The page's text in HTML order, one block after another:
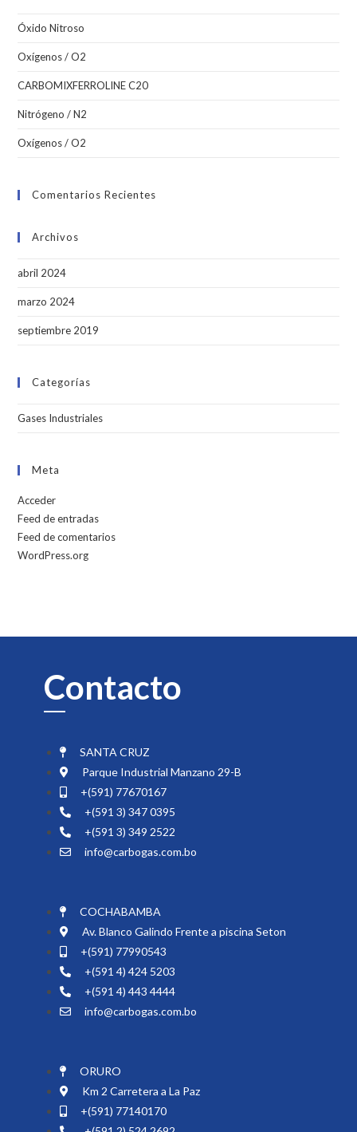
Óxido Nitroso
Oxígenos / O2
CARBOMIXFERROLINE C20
Nitrógeno / N2
Oxígenos / O2
Comentarios Recientes
Archivos
abril 2024
marzo 2024
septiembre 2019
Categorías
Gases Industriales
Meta
Acceder
Feed de entradas
Feed de comentarios
WordPress.org
Contacto
SANTA CRUZ
Parque Industrial Manzano 29-B
+(591) 77670167
+(591 3) 347 0395
+(591 3) 349 2522
info@carbogas.com.bo
COCHABAMBA
Av. Blanco Galindo Frente a piscina Seton
+(591) 77990543
+(591 4) 424 5203
+(591 4) 443 4444
info@carbogas.com.bo
ORURO
Km 2 Carretera a La Paz
+(591) 77140170